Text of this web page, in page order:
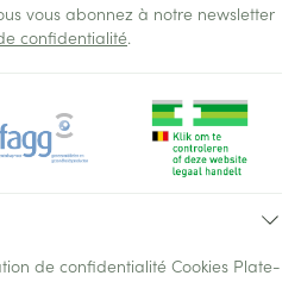
vous abonnez à notre newsletter
confidentialité.
de confidentialité Cookies Plate-